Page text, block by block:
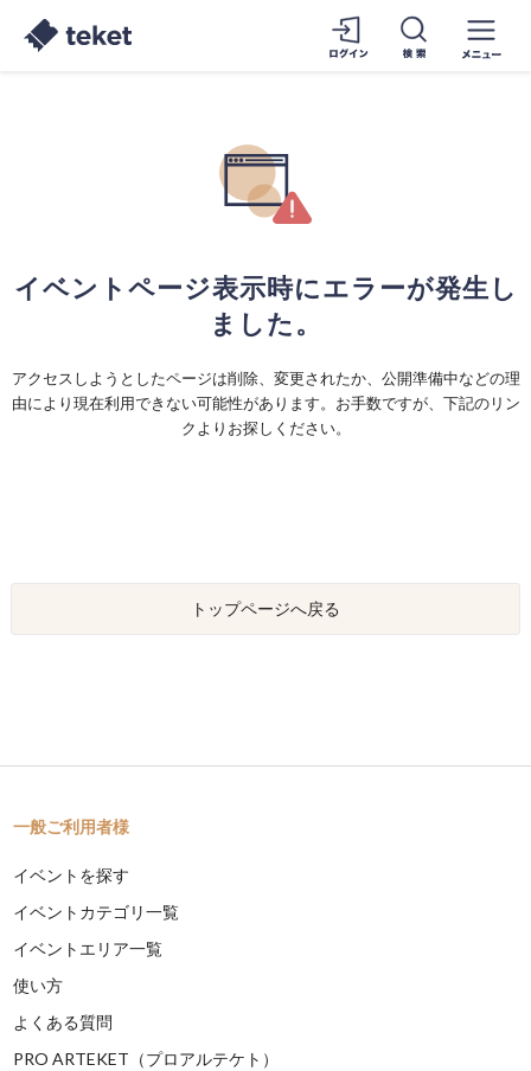
イベントページ表示時にエラーが発生し
ました。
アクセスしようとしたページは削除、変更されたか、公開準備中などの理
由により現在利用できない可能性があります。お手数ですが、下記のリン
クよりお探しください。
トップページへ戻る
一般ご利用者様
イベントを探す
イベントカテゴリ一覧
イベントエリア一覧
使い方
よくある質問
PRO ARTEKET（プロアルテケト）